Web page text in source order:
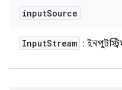
inputSource
InputStream :